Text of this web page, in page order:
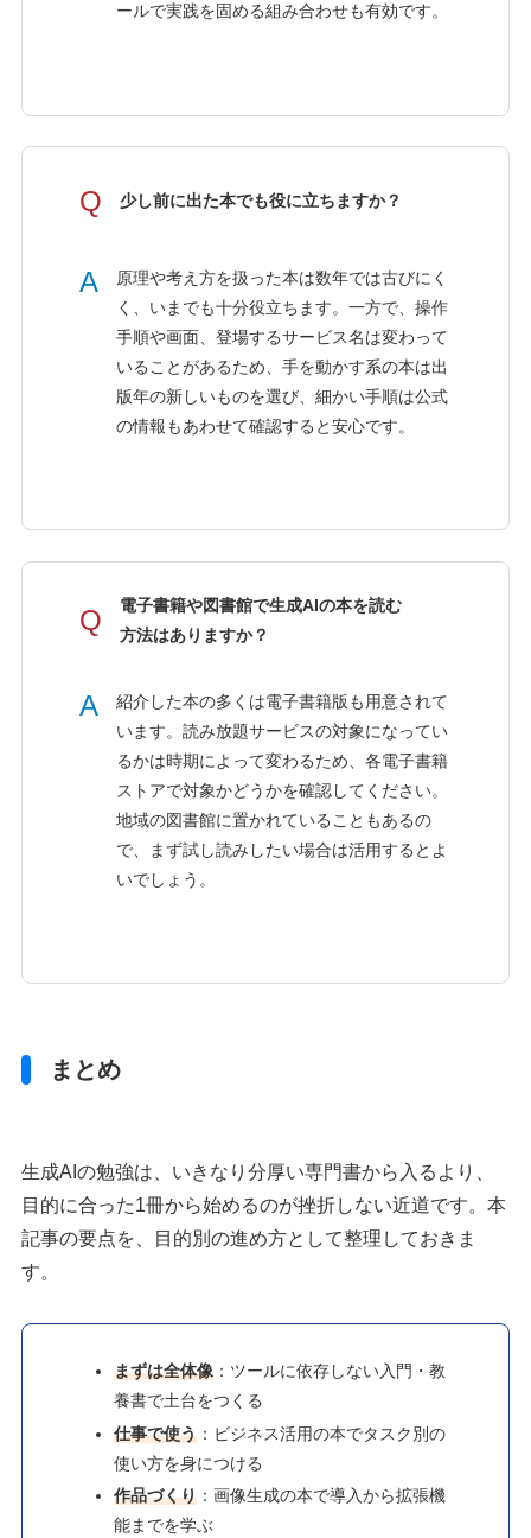
ールで実践を固める組み合わせも有効です。
Q 少し前に出た本でも役に立ちますか？
A
原理や考え方を扱った本は数年では古びにく
く、いまでも十分役立ちます。一方で、操作
手順や画面、登場するサービス名は変わって
いることがあるため、手を動かす系の本は出
版年の新しいものを選び、細かい手順は公式
の情報もあわせて確認すると安心です。
Q
電子書籍や図書館で生成AIの本を読む
方法はありますか？
A
紹介した本の多くは電子書籍版も用意されて
います。読み放題サービスの対象になってい
るかは時期によって変わるため、各電子書籍
ストアで対象かどうかを確認してください。
地域の図書館に置かれていることもあるの
で、まず試し読みしたい場合は活用するとよ
いでしょう。
まとめ
生成AIの勉強は、いきなり分厚い専門書から入るより、
目的に合った1冊から始めるのが挫折しない近道です。本
記事の要点を、目的別の進め方として整理しておきま
す。
まずは全体像 ：ツールに依存しない入門・教
養書で土台をつくる
仕事で使う ：ビジネス活用の本でタスク別の
使い方を身につける
作品づくり ：画像生成の本で導入から拡張機
能までを学ぶ